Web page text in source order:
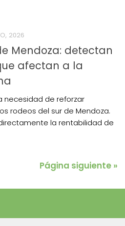
2026
Mendoza: detectan
afectan a la
necesidad de reforzar
rodeos del sur de Mendoza.
la rentabilidad de
Página siguiente »